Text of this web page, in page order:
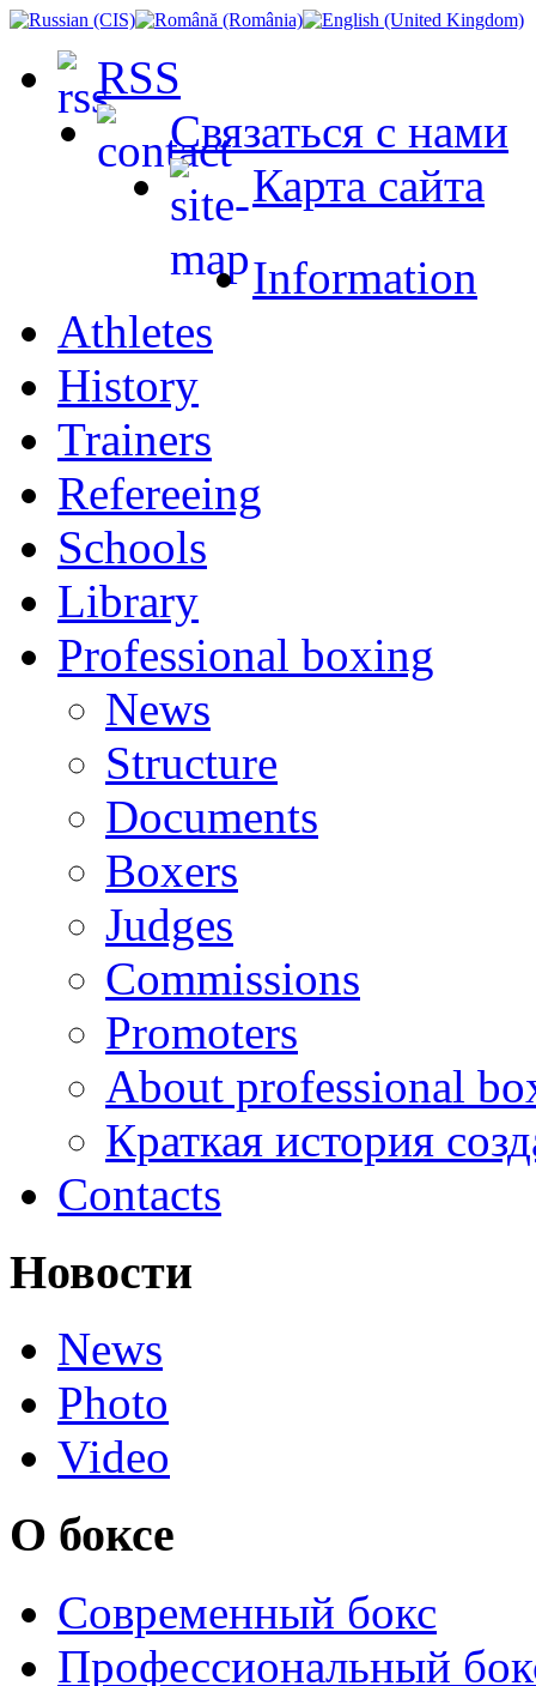
RSS
Связаться с нами
Карта сайта
Information
Athletes
History
Trainers
Refereeing
Schools
Library
Professional boxing
News
Structure
Documents
Boxers
Judges
Commissions
Promoters
About professional
Краткая история
Contacts
Новости
News
Photo
Video
О боксе
Современный бокс
Профессиональный